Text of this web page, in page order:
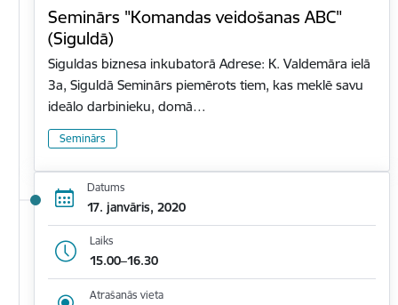
Seminārs "Komandas veidošanas ABC"
(Siguldā)
Siguldas biznesa inkubatorā Adrese: K. Valdemāra ielā
3a, Siguldā Seminārs piemērots tiem, kas meklē savu
ideālo darbinieku, domā…
Seminārs
Datums
17. janvāris, 2020
Laiks
15.00–16.30
Atrašanās vieta